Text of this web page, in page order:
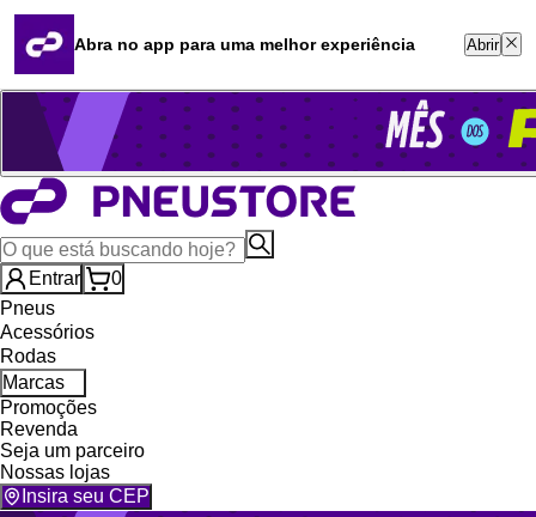
Quero revender
Blog
Whatsapp (16) 99764-8401
Televendas (47) 3046-2551
Entrar
0
Pneus
Acessórios
Rodas
Marcas
Promoções
Revenda
Seja um parceiro
Nossas lojas
Insira seu CEP
Abra no app para uma melhor experiência Abrir